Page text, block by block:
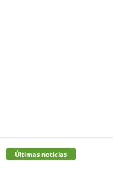
Últimas noticias